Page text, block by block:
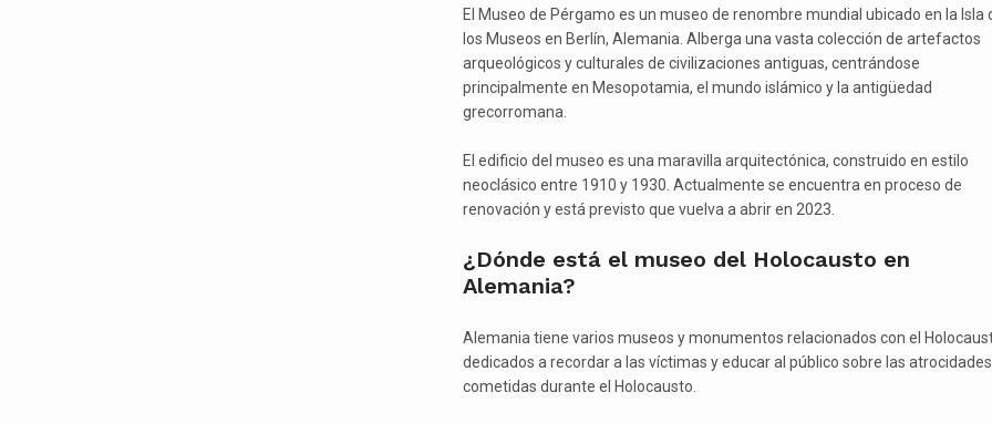
El Museo de Pérgamo es un museo de renombre mundial ubicado en la Isla
los Museos en Berlín, Alemania. Alberga una vasta colección de artefactos
arqueológicos y culturales de civilizaciones antiguas, centrándose
principalmente en Mesopotamia, el mundo islámico y la antigüedad
grecorromana.
El edificio del museo es una maravilla arquitectónica, construido en estilo
neoclásico entre 1910 y 1930. Actualmente se encuentra en proceso de
renovación y está previsto que vuelva a abrir en 2023.
¿Dónde está el museo del Holocausto en
Alemania?
Alemania tiene varios museos y monumentos relacionados con el
dedicados a recordar a las víctimas y educar al público sobre las atrocidades
cometidas durante el Holocausto.